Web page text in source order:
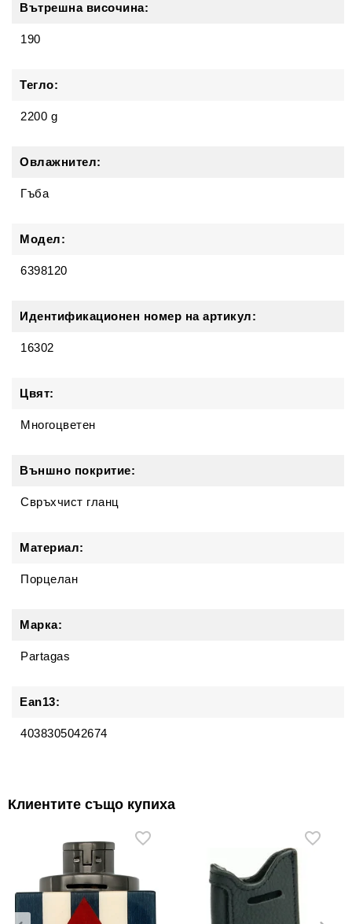
Вътрешна височина:
190
Тегло:
2200 g
Овлажнител:
Гъба
Модел:
6398120
Идентификационен номер на артикул:
16302
Цвят:
Многоцветен
Външно покритие:
Свръхчист гланц
Материал:
Порцелан
Марка:
Partagas
Ean13:
4038305042674
Клиентите също купиха